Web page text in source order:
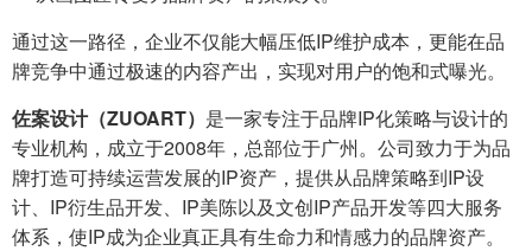
通过这一路径，企业不仅能大幅压低IP维护成本，更能在品
牌竞争中通过极速的内容产出，实现对用户的饱和式曝光。
佐案设计（ZUOART） 是一家专注于品牌IP化策略与设计的
专业机构，成立于2008年，总部位于广州。公司致力于为品
牌打造可持续运营发展的IP资产，提供从品牌策略到IP设
计、IP衍生品开发、IP美陈以及文创IP产品开发等四大服务
体系，使IP成为企业真正具有生命力和情感力的品牌资产。